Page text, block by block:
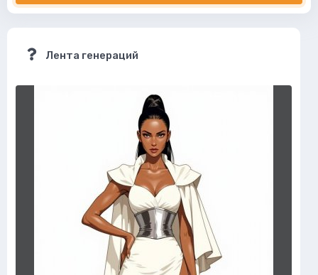
Лента генераций